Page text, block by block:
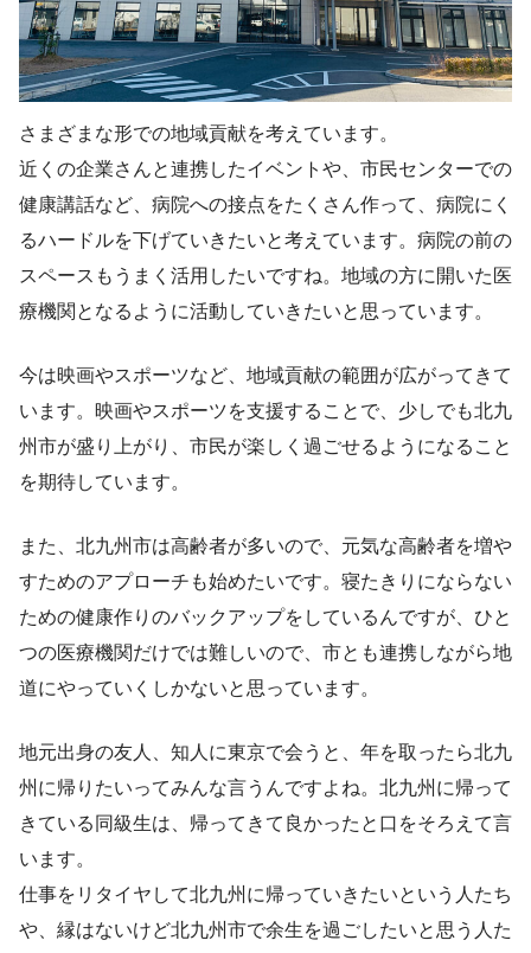
さまざまな形での地域貢献を考えています。
近くの企業さんと連携したイベントや、市民センターでの
健康講話など、病院への接点をたくさん作って、病院にく
るハードルを下げていきたいと考えています。病院の前の
スペースもうまく活用したいですね。地域の方に開いた医
療機関となるように活動していきたいと思っています。
今は映画やスポーツなど、地域貢献の範囲が広がってきて
います。映画やスポーツを支援することで、少しでも北九
州市が盛り上がり、市民が楽しく過ごせるようになること
を期待しています。
また、北九州市は高齢者が多いので、元気な高齢者を増や
すためのアプローチも始めたいです。寝たきりにならない
ための健康作りのバックアップをしているんですが、ひと
つの医療機関だけでは難しいので、市とも連携しながら地
道にやっていくしかないと思っています。
地元出身の友人、知人に東京で会うと、年を取ったら北九
州に帰りたいってみんな言うんですよね。北九州に帰って
きている同級生は、帰ってきて良かったと口をそろえて言
います。
仕事をリタイヤして北九州に帰っていきたいという人たち
や、縁はないけど北九州市で余生を過ごしたいと思う人た